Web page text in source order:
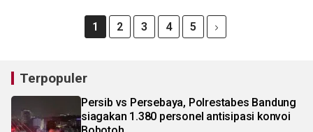
1 2 3 4 5
Terpopuler
Persib vs Persebaya, Polrestabes Bandung
siagakan 1.380 personel antisipasi konvoi